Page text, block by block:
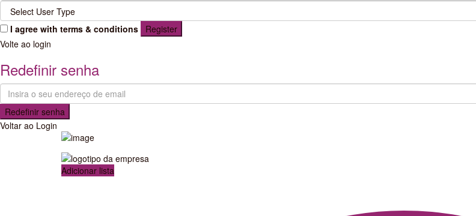
I agree with terms & conditions
Register
Volte ao login
Redefinir senha
Redefinir senha
Voltar ao Login
Adicionar lista